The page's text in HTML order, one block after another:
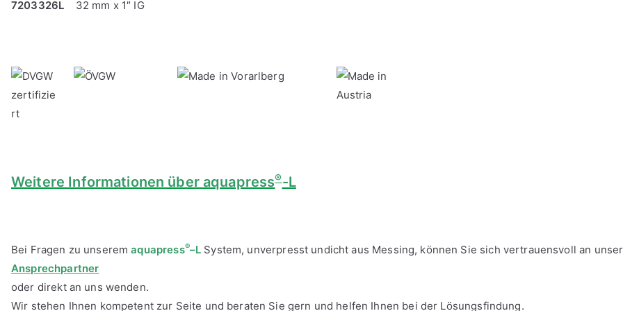
7203326L 32 mm x 1″ IG
Weitere Informationen über aquapress®-L
Bei Fragen zu unseremaquapress®–L System, unverpresst undicht aus Messing, können Sie sich vertrauensvoll an
Ansprechpartner
oder direkt an uns wenden.
Wir stehen Ihnen kompetent zur Seite und beraten Sie gern und helfen Ihnen bei der Lösungsfindung.